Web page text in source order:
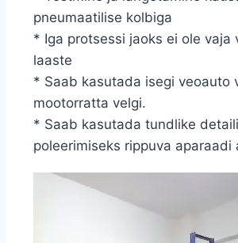
pneumaatilise kolbiga
* Iga protsessi jaoks ei ole vaja
laaste
* Saab kasutada isegi veoauto
mootorratta velgi.
* Saab kasutada tundlike
poleerimiseks rippuva aparaadi